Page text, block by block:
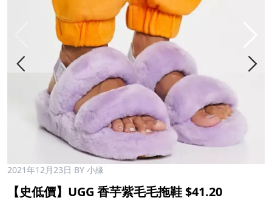
2021年12月23日 BY 小緣
【史低價】UGG 香芋紫毛毛拖鞋 $41.20